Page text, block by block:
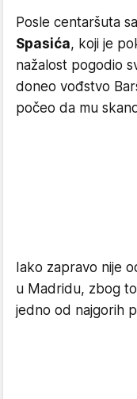
Posle centaršuta
Spasića, koji je
nažalost pogodio
doneo vođstvo
počeo da mu
Iako zapravo nije
u Madridu, zbog
jedno od najgorih